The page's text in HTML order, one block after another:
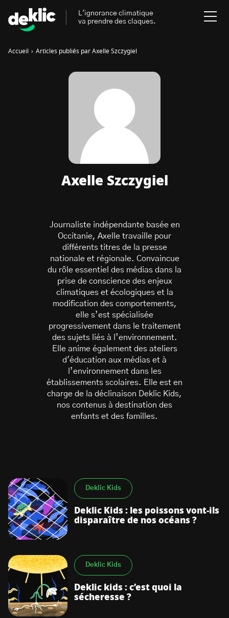
Axelle Szczygiel
Journaliste indépendante basée en
Occitanie, Axelle travaille pour
différents titres de la presse
nationale et régionale. Convaincue
du rôle essentiel des médias dans la
prise de conscience des enjeux
climatiques et écologiques et la
modification des comportements,
elle s’est spécialisée
progressivement dans le traitement
des sujets liés à l’environnement.
Elle anime également des ateliers
d'éducation aux médias et à
l’environnement dans les
établissements scolaires. Elle est en
charge de la déclinaison Deklic Kids,
nos contenus à destination des
enfants et des familles.
Accueil › Articles publiés par Axelle Szczygiel
Deklic Kids
Deklic Kids : les poissons vont-ils
disparaître de nos océans ?
Deklic Kids
Deklic kids : c’est quoi la
sécheresse ?
L'ignorance climatique
va prendre des claques.
Aides, bons plans & cie
Énergies renouvelables
Inspiré.es inspirant.es
S’abonner à la newsletter
Les mots clés les plus
recherchés sur Deklic
Transition Écologique deklic kids